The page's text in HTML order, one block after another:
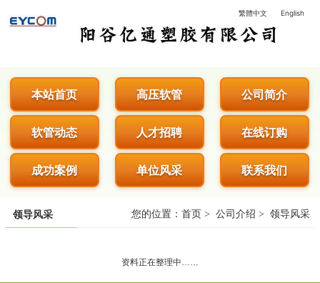
阳谷亿通塑胶有限公司 - 专业生产
繁體中文 English
本站首页 高压软管 公司简介
软管动态 人才招聘 在线订购
成功案例 单位风采 联系我们
领导风采 您的位置： 首页 > 公司介绍 > 领导风采
资料正在整理中……